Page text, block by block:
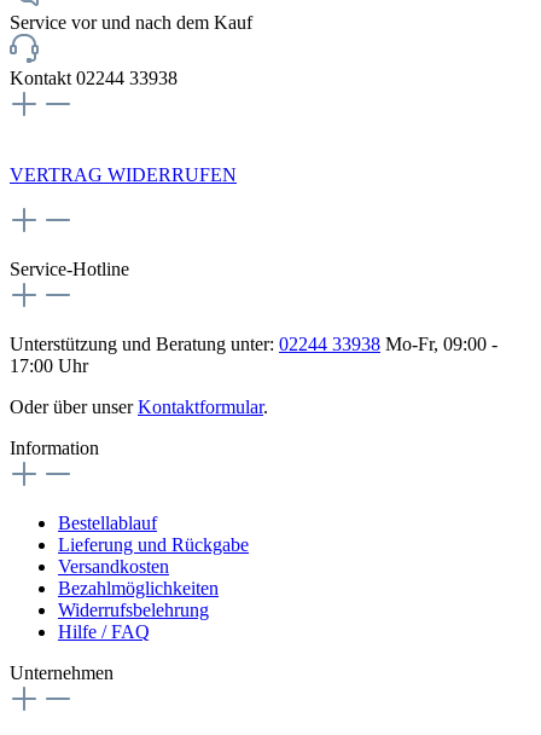
Service vor und nach dem Kauf
Kontakt 02244 33938
VERTRAG WIDERRUFEN
Service-Hotline
Unterstützung und Beratung unter: 02244 33938 Mo-Fr, 09:00 -
17:00 Uhr
Oder über unserKontaktformular.
Information
Bestellablauf
Lieferung und Rückgabe
Versandkosten
Bezahlmöglichkeiten
Widerrufsbelehrung
Hilfe / FAQ
Unternehmen